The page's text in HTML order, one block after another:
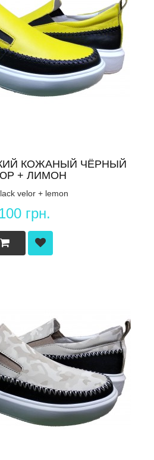
КОЖАНЫЙ ЧЁРНЫЙ
+ ЛИМОН
velor + lemon
грн.